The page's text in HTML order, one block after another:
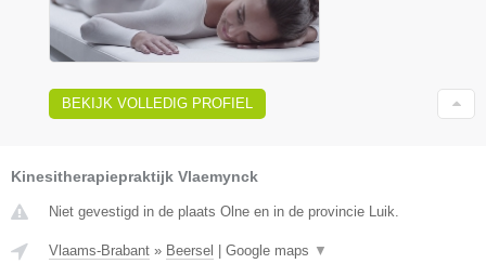
BEKIJK VOLLEDIG PROFIEL
Kinesitherapiepraktijk Vlaemynck
Niet gevestigd in de plaats Olne en in de provincie Luik.
Vlaams-Brabant » Beersel | Google maps ▼